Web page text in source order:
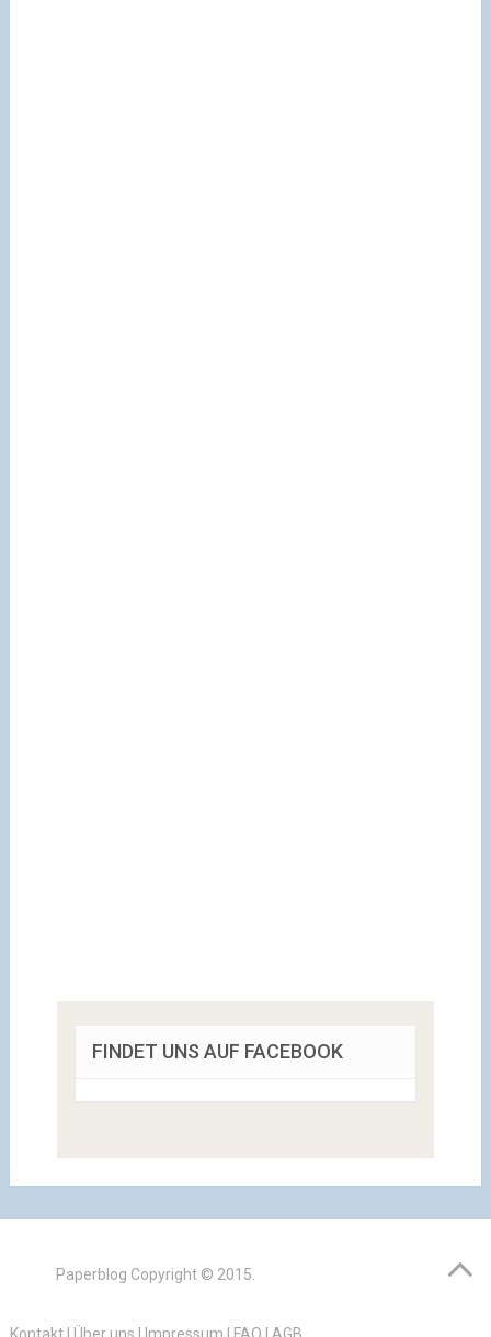
FINDET UNS AUF FACEBOOK
Paperblog Copyright © 2015.